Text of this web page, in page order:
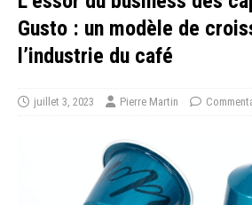
Gusto : un modèle de
l’industrie du café
juillet 3, 2023 Pierre Martin